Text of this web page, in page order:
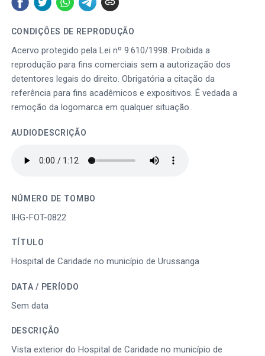
CONDIÇÕES DE REPRODUÇÃO
Acervo protegido pela Lei nº 9.610/1998. Proibida a
reprodução para fins comerciais sem a autorização dos
detentores legais do direito. Obrigatória a citação da
referência para fins acadêmicos e expositivos. É vedada a
remoção da logomarca em qualquer situação.
AUDIODESCRIÇÃO
NÚMERO DE TOMBO
IHG-FOT-0822
TÍTULO
Hospital de Caridade no município de Urussanga
DATA / PERÍODO
Sem data
DESCRIÇÃO
Vista exterior do Hospital de Caridade no município de